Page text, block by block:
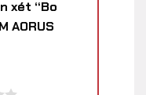
xét “Bo
AORUS